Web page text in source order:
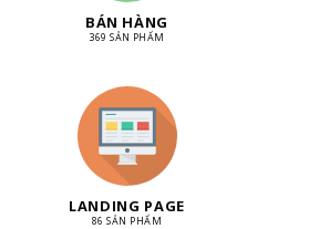
BÁN HÀNG
369 SẢN PHẨM
LANDING PAGE
86 SẢN PHẨM